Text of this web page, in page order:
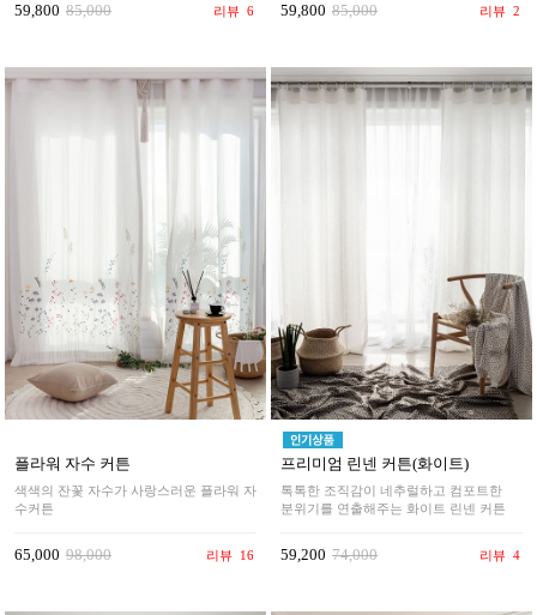
59,800 85,000 리뷰 6 59,800 85,000 리뷰 2
플라워 자수 커튼
색색의 잔꽃 자수가 사랑스러운 플라워 자
수커튼
65,000 98,000 리뷰 16
프리미엄 린넨 커튼(화이트)
톡톡한 조직감이 네추럴하고 컴포트한
분위기를 연출해주는 화이트 린넨 커튼
59,200 74,000 리뷰 4